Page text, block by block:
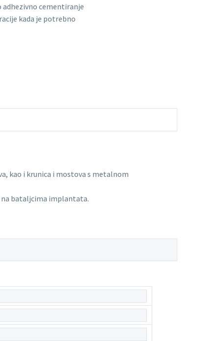
adhezivno cementiranje
kada je potrebno
kao i krunica i mostova s metalnom
bataljcima implantata.